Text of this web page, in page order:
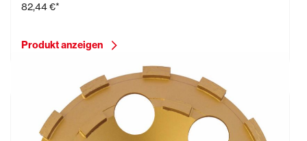
82,44 €*
Produkt anzeigen